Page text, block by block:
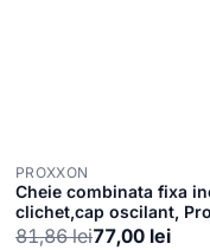
PROXXON
Cheie combinata fixa
clichet,cap oscilant,
mm
81,86lei77,00 lei